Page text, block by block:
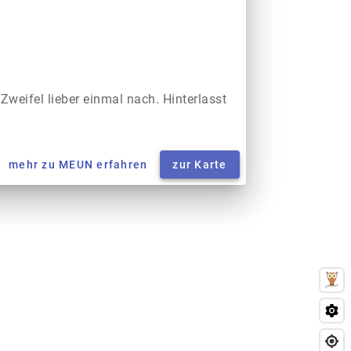
lieber einmal nach. Hinterlasst
mehr zu MEUN erfahren zur Karte